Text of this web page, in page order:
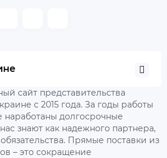
сайт представительства
с 2015 года. За годы работы
наработаны долгосрочные
знают как надежного партнера,
Прямые поставки из
– это сокращение